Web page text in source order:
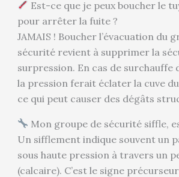
Est-ce que je peux boucher le
pour arrêter la fuite ?
JAMAIS ! Boucher l’évacuation du
sécurité revient à supprimer la
surpression. En cas de surchauffe
la pression ferait éclater la cuve
ce qui peut causer des dégâts
Mon groupe de sécurité siffle,
Un sifflement indique souvent un
sous haute pression à travers un
(calcaire). C’est le signe